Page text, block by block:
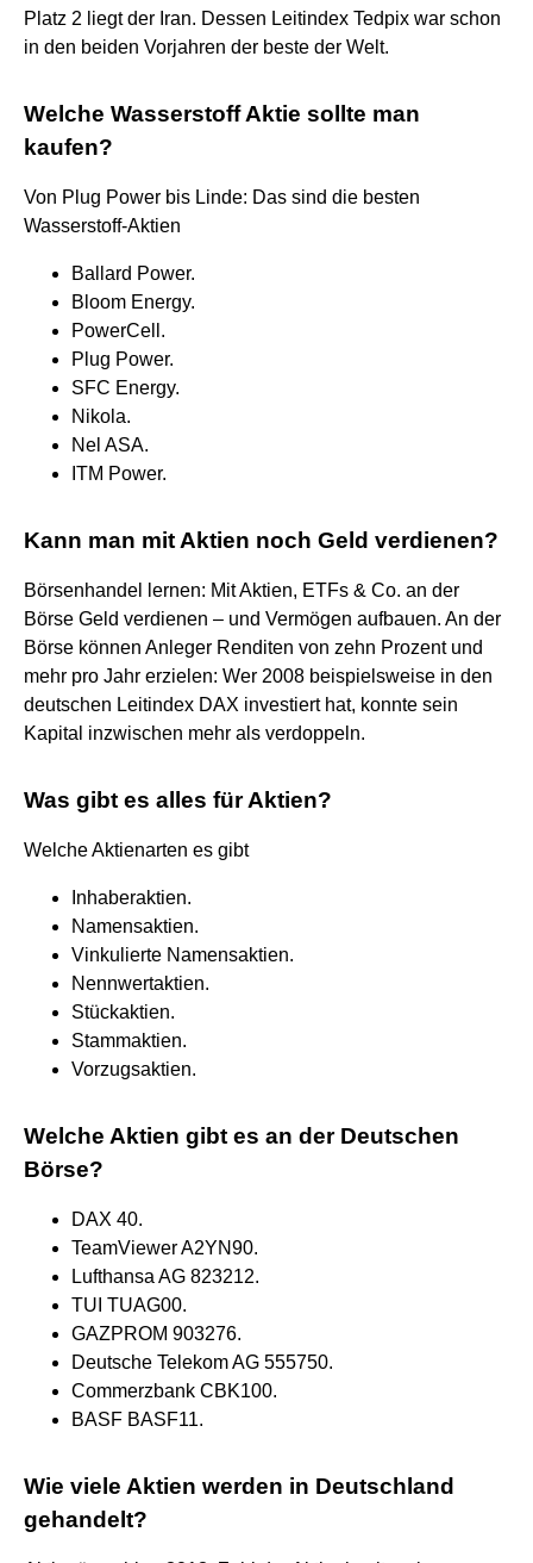
Platz 2 liegt der Iran. Dessen Leitindex Tedpix war schon
in den beiden Vorjahren der beste der Welt.
Welche Wasserstoff Aktie sollte man
kaufen?
Von Plug Power bis Linde: Das sind die besten
Wasserstoff-Aktien
Ballard Power.
Bloom Energy.
PowerCell.
Plug Power.
SFC Energy.
Nikola.
Nel ASA.
ITM Power.
Kann man mit Aktien noch Geld verdienen?
Börsenhandel lernen: Mit Aktien, ETFs & Co. an der
Börse Geld verdienen – und Vermögen aufbauen. An der
Börse können Anleger Renditen von zehn Prozent und
mehr pro Jahr erzielen: Wer 2008 beispielsweise in den
deutschen Leitindex DAX investiert hat, konnte sein
Kapital inzwischen mehr als verdoppeln.
Was gibt es alles für Aktien?
Welche Aktienarten es gibt
Inhaberaktien.
Namensaktien.
Vinkulierte Namensaktien.
Nennwertaktien.
Stückaktien.
Stammaktien.
Vorzugsaktien.
Welche Aktien gibt es an der Deutschen
Börse?
DAX 40.
TeamViewer A2YN90.
Lufthansa AG 823212.
TUI TUAG00.
GAZPROM 903276.
Deutsche Telekom AG 555750.
Commerzbank CBK100.
BASF BASF11.
Wie viele Aktien werden in Deutschland
gehandelt?